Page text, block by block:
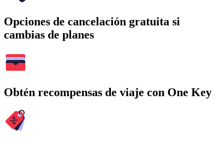
Opciones de cancelación gratuita si
cambias de planes
Obtén recompensas de viaje con One Key